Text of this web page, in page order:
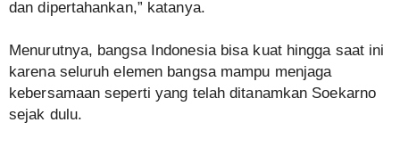
dan dipertahankan,” katanya.
Menurutnya, bangsa Indonesia bisa kuat hingga saat ini
karena seluruh elemen bangsa mampu menjaga
kebersamaan seperti yang telah ditanamkan Soekarno
sejak dulu.